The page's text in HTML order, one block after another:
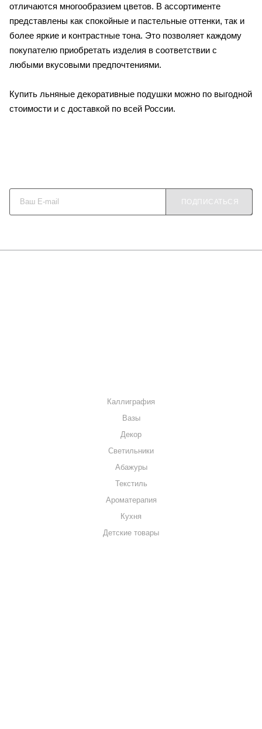
отличаются многообразием цветов. В ассортименте
представлены как спокойные и пастельные оттенки, так и
более яркие и контрастные тона. Это позволяет каждому
покупателю приобретать изделия в соответствии с
любыми вкусовыми предпочтениями.
Купить льняные декоративные подушки можно по выгодной
стоимости и с доставкой по всей России.
ПОДПИСАТЬСЯ
Каллиграфия
Вазы
Декор
Светильники
Абажуры
Текстиль
Ароматерапия
Кухня
Детские товары